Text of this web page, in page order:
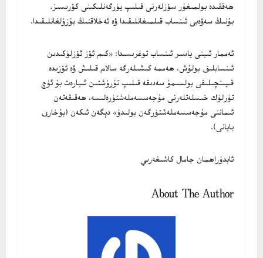
ھەققىدە بولمىغۇر سۆزلەرنى قىلىپ يۈرگەنلىكىنى كۆرىسىز.
بۇنىڭ سەۋەبى ئىنساب قىلمىغانلىقىدا ۋە ئەخلاقنىڭ بۇزۇلغانلىقىدا.
ئەممار ئىبنى ياسىر ئىنساب توغرىسىدا: «كىم ئۆز ئۆزلۈكىدىن
ئىنسابلىق بولۇش، ھەممە كىشىلەرگە سالام قىلىش ۋە ئۆزىدە
قىيىنچىلىقى بولسىمۇ سەدىقە قىلىپ تۇرۇشتىن ئىبارەت بۇ ئۈچ
تۈرلۈك خىسلەتلەرنى مۇجەسسەملەشتۈرەلىسە، ھەقىقەتەن
ئىماننى مۇجەسسەملەشتۈرگەن بولىدۇ» دېگەن ئىكەن (بۇخارى
بايانى).
ئابدۇراھمان جامال كاشىغەرىي
About The Author